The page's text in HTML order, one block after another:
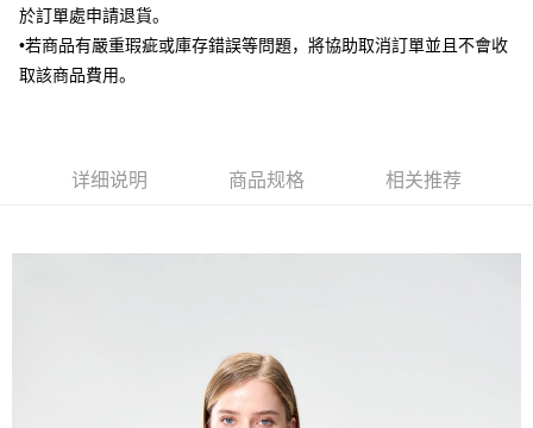
台湾乐天信用卡公司
新竹物流離島宅配
LINEX 宇迅國際 查看运费
於訂單處申請退貨。
•若商品有嚴重瑕疵或庫存錯誤等問題，將協助取消訂單並且不會收
取該商品費用。
详细说明 商品规格 相关推荐